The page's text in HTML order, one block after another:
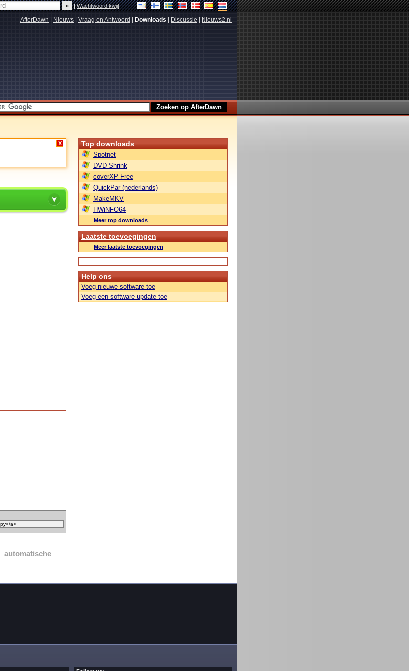
|Wachtwoord kwijt
AfterDawn Nieuws Vraag en Antwoord Downloads Discussie Nieuws2.nl
X
automatische
Top downloads
Spotnet
DVD Shrink
coverXP Free
QuickPar (nederlands)
MakeMKV
HWiNFO64
Meer top downloads
Laatste toevoegingen
Meer laatste toevoegingen
Help ons
Voeg nieuwe software toe
Voeg een software update toe